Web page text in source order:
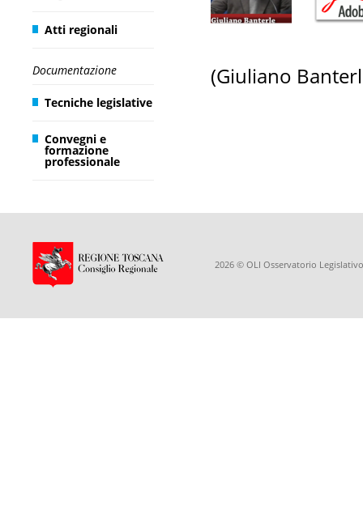
Atti regionali
Documentazione
Tecniche legislative
Convegni e
formazione
professionale
(Giuliano
2026 © OLI Osservatorio